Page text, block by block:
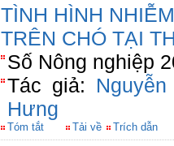
TÌNH HÌNH
TRÊN CHÓ TẠI
Số Nông nghiệp
Tác giả:
Hưng
Tóm tắt Tải về Trích dẫn